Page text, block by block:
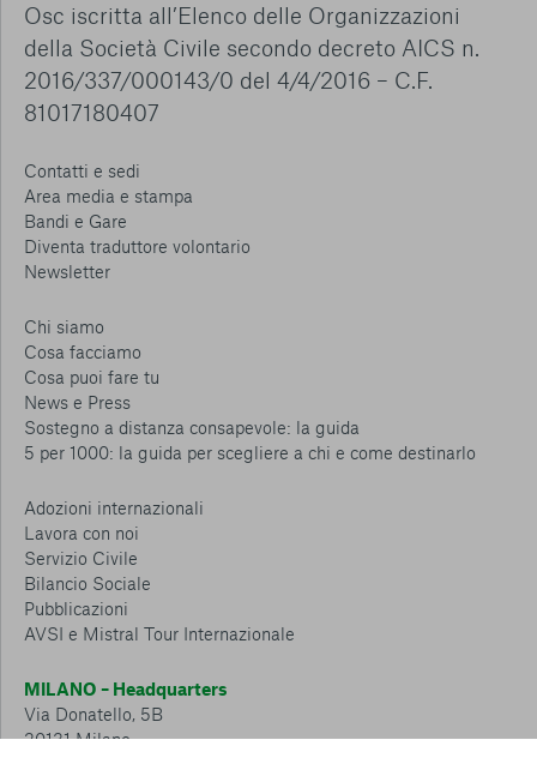
Osc iscritta all’Elenco delle Organizzazioni
della Società Civile secondo decreto AICS n.
2016/337/000143/0 del 4/4/2016 – C.F.
81017180407
Contatti e sedi
Area media e stampa
Bandi e Gare
Diventa traduttore volontario
Newsletter
Chi siamo
Cosa facciamo
Cosa puoi fare tu
News e Press
Sostegno a distanza consapevole: la guida
5 per 1000: la guida per scegliere a chi e come destinarlo
Adozioni internazionali
Lavora con noi
Servizio Civile
Bilancio Sociale
Pubblicazioni
AVSI e Mistral Tour Internazionale
MILANO – Headquarters
Via Donatello, 5B
20131 Milano